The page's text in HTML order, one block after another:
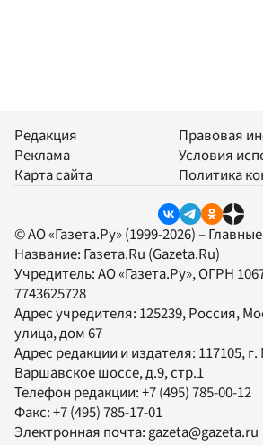
Редакция
Реклама
Карта сайта
Правовая
Условия
Политика
© АО «Газета.Ру» (1999-2026) –
Название: Газета.Ru (Gazeta.Ru)
Учредитель:АО «Газета.Ру», ОГРН
7743625728
Адрес учредителя: 125239, Россия,
улица, дом 67
Адрес редакции и издателя: 117105, г.
Варшавское шоссе, д.9, стр.1
Телефон редакции:+7 (495) 785-00-12
Факс:+7 (495) 785-17-01
Электронная почта:gazeta@gazeta.ru